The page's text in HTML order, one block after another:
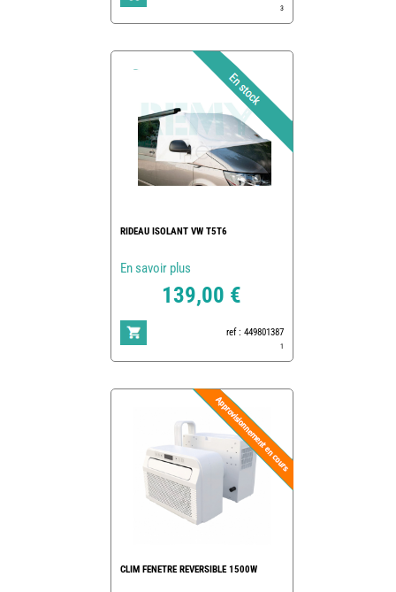
3
RIDEAU ISOLANT VW T5T6
En savoir plus
139,00 €
ref : 449801387
1
CLIM FENETRE REVERSIBLE 1500W